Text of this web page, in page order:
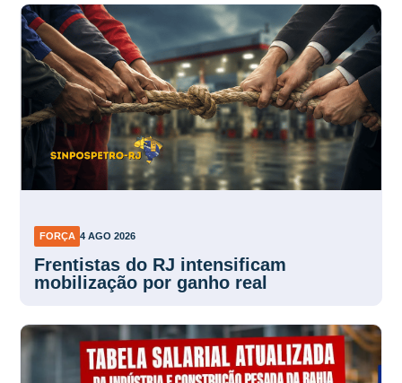
FORÇA 4 AGO 2026
Frentistas do RJ intensificam
mobilização por ganho real